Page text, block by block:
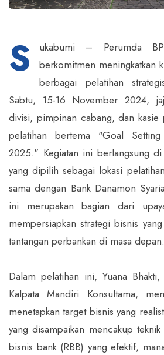
S
ukabumi – Perumda
berkomitmen meningkatkan
berbagai pelatihan
Sabtu, 15-16 November 2024,
divisi, pimpinan cabang, dan kasie
pelatihan bertema "Goal
2025." Kegiatan ini berlangsung di
yang dipilih sebagai lokasi
sama dengan Bank Danamon
ini merupakan bagian dari
mempersiapkan strategi bisnis
tantangan perbankan di masa depan.
Dalam pelatihan ini, Yuana
Kalpata Mandiri Konsultama,
menetapkan target bisnis yang
yang disampaikan mencakup
bisnis bank (RBB) yang efektif,